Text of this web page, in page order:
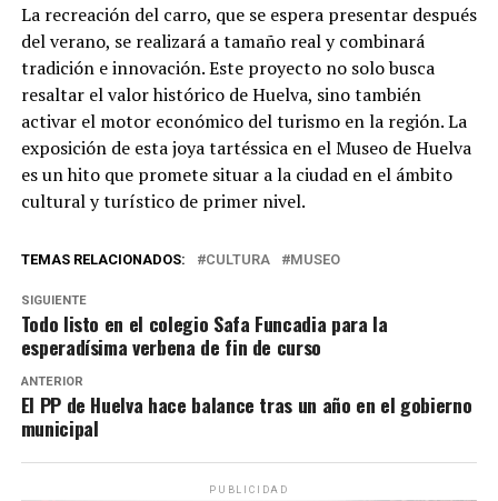
La recreación del carro, que se espera presentar después
del verano, se realizará a tamaño real y combinará
tradición e innovación. Este proyecto no solo busca
resaltar el valor histórico de Huelva, sino también
activar el motor económico del turismo en la región. La
exposición de esta joya tartéssica en el Museo de Huelva
es un hito que promete situar a la ciudad en el ámbito
cultural y turístico de primer nivel.
TEMAS RELACIONADOS: CULTURA MUSEO
SIGUIENTE
Todo listo en el colegio Safa Funcadia para la
esperadísima verbena de fin de curso
ANTERIOR
El PP de Huelva hace balance tras un año en el gobierno
municipal
PUBLICIDAD